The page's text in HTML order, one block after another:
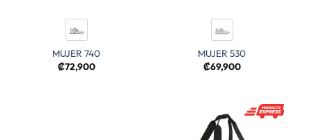
MUJER 740
₡72,900
MUJER 530
₡69,900